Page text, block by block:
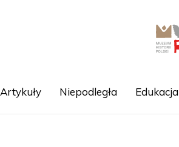
Artykuły Niepodległa Edukacja